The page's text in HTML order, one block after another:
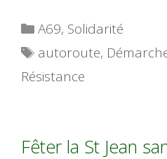
Catégories
A69, Solidarité
Étiquettes
autoroute,
Résistance
Fêter la St Jean